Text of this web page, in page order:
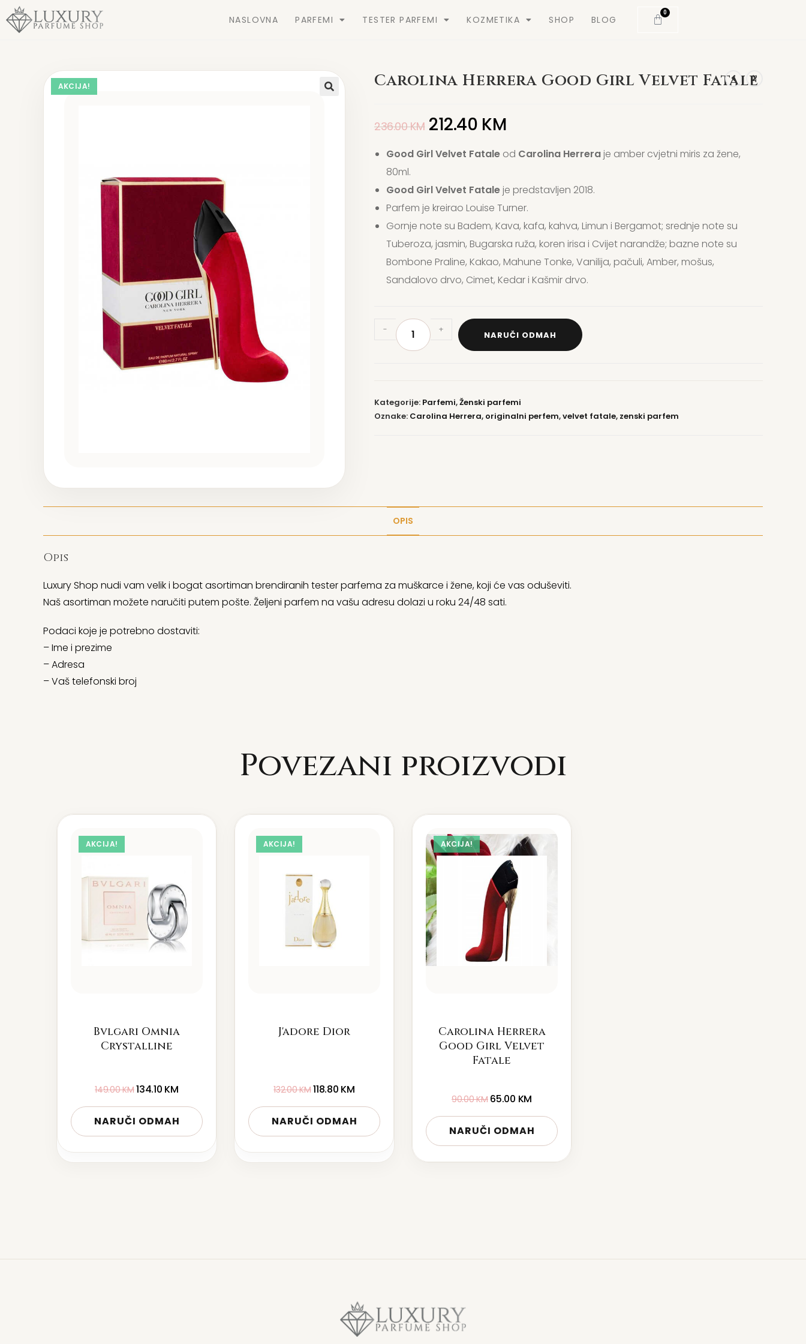
NASLOVNA PARFEMI TESTER PARFEMI KOZMETIKA SHOP BLOG
0
AKCIJA! Carolina Herrera Good Girl Velvet Fatale
236.00KM 212.40 KM
Good Girl Velvet Fatale od Carolina Herrera je amber cvjetni miris za žene,
80ml.
Good Girl Velvet Fatale je predstavljen 2018.
Parfem je kreirao Louise Turner.
Gornje note su Badem, Kava, kafa, kahva, Limun i Bergamot; srednje note su
Tuberoza, jasmin, Bugarska ruža, koren irisa i Cvijet narandže; bazne note su
Bombone Praline, Kakao, Mahune Tonke, Vanilija, pačuli, Amber, mošus,
Sandalovo drvo, Cimet, Kedar i Kašmir drvo.
- + NARUČI ODMAH
Kategorije: Parfemi,Ženski parfemi
Oznake: Carolina Herrera, originalni perfem,velvet fatale, zenski parfem
OPIS
Opis
Luxury Shop nudi vam velik i bogat asortiman brendiranih tester parfema za muškarce i žene, koji će vas oduševiti.
Naš asortiman možete naručiti putem pošte. Željeni parfem na vašu adresu dolazi u roku 24/48 sati.
Podaci koje je potrebno dostaviti:
– Ime i prezime
– Adresa
– Vaš telefonski broj
Povezani proizvodi
AKCIJA!
Bvlgari Omnia
Crystalline
149.00KM134.10 KM
NARUČI ODMAH
AKCIJA!
J'adore Dior
132.00KM118.80 KM
NARUČI ODMAH
AKCIJA!
Carolina Herrera
Good Girl Velvet
Fatale
90.00KM 65.00 KM
NARUČI ODMAH